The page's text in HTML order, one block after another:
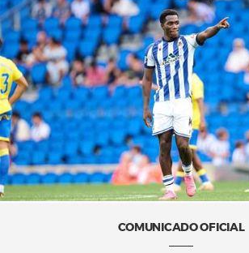
COMUNICADO OFICIAL